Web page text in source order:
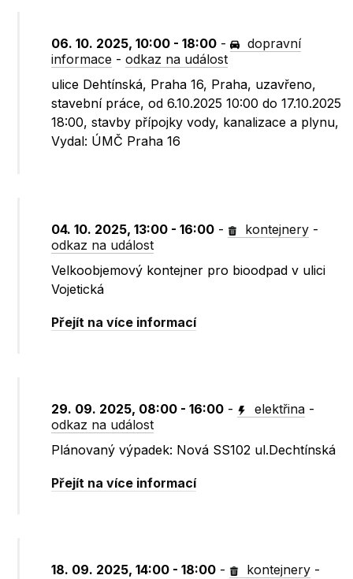
06. 10. 2025, 10:00 - 18:00 -
dopravní
informace -odkaz na událost
ulice Dehtínská, Praha 16, Praha, uzavřeno,
stavební práce, od 6.10.2025 10:00 do 17.10.2025
18:00, stavby přípojky vody, kanalizace a plynu,
Vydal: ÚMČ Praha 16
04. 10. 2025, 13:00 - 16:00 - kontejnery -
odkaz na událost
Velkoobjemový kontejner pro bioodpad v ulici
Vojetická
Přejít na více informací
29. 09. 2025, 08:00 - 16:00 - elektřina -
odkaz na událost
Plánovaný výpadek: Nová SS102 ul.Dechtínská
Přejít na více informací
18. 09. 2025, 14:00 - 18:00 - kontejnery -